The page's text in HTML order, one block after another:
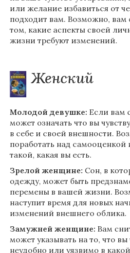
или желание избавиться от
подходит вам. Возможно, вам
том, какие аспекты своей
жизни требуют изменений.
Женский
Молодой девушке: Если вам
может означать что вы
в себе и своей внешности.
поработать над самооценкой
такой, какая вы есть.
Зрелой женщине: Сон, в
одежду, может быть
перемены в вашей жизни.
наступит время для новых
изменений внешнего облика.
Замужней женщине: Вам
может указывать на то, что вы
неудобно или уязвимо в